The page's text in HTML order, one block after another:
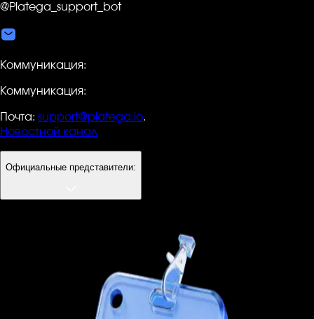
@Platega_support_bot
Коммуникация:
Коммуникация:
Почта: support@platega.io.
Новостной канал
Официальные представители: